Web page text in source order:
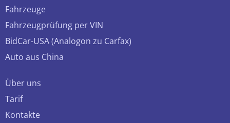
Fahrzeuge
Fahrzeugprüfung per VIN
BidCar-USA (Analogon zu Carfax)
Auto aus China
Über uns
Tarif
Kontakte